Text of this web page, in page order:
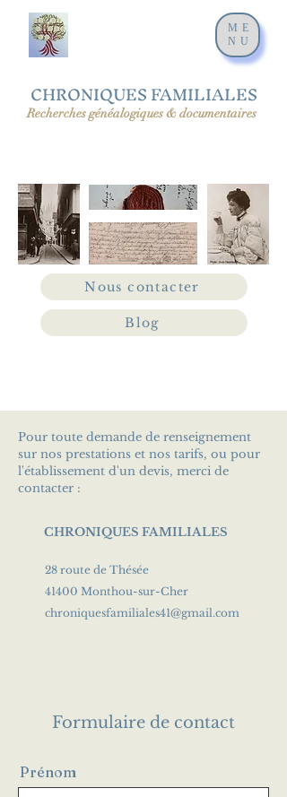
CHRONIQUES FAMILIALES
Recherches généalogiques & documentaires
Nous contacter
Blog
ME
NU
Pour toute demande de renseignement
sur nos prestations et nos tarifs, ou pour
l'établissement d'un devis, merci de
contacter :
CHRONIQUES FAMILIALES
28 route de Thésée
41400 Monthou-sur-Cher
chroniquesfamiliales41@gmail.com
Formulaire de contact
Prénom